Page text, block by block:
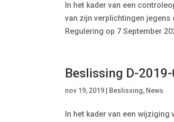
In het kader van een
van zijn verplichtingen jegens
Regulering op 7 September
Beslissing D-
nov 19, 2019 Beslissing, News
In het kader van een